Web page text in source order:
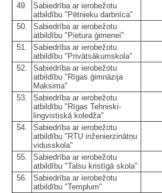
49.
Sabiedrība ar ierobežotu
atbildību "Pētnieku darbnīca"
50.
Sabiedrība ar ierobežotu
atbildību "Pietura ģimenei"
51.
Sabiedrība ar ierobežotu
atbildību "Privātsākumskola"
52.
Sabiedrība ar ierobežotu
atbildību "Rīgas ģimnāzija
Maksima"
53.
Sabiedrība ar ierobežotu
atbildību "Rīgas Tehniski-
lingvistiskā koledža"
54.
Sabiedrība ar ierobežotu
atbildību "RTU inženierzinātņu
vidusskola"
55.
Sabiedrība ar ierobežotu
atbildību "Talsu kristīgā skola"
56.
Sabiedrība ar ierobežotu
atbildību "Templum"